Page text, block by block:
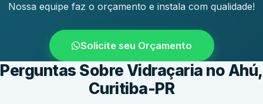
Nossa equipe faz o orçamento e instala com qualidade!
Solicite seu Orçamento
Perguntas Sobre Vidraçaria no Ahú,
Curitiba-PR